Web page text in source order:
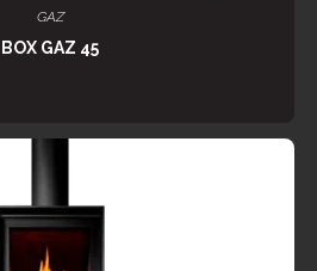
LIRE LA SUITE
GAZ
BOX GAZ 45